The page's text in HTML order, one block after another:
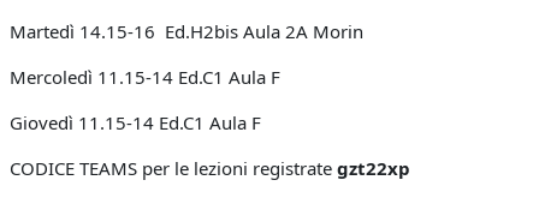
Martedì 14.15-16 Ed.H2bis Aula 2A Morin
Mercoledì 11.15-14 Ed.C1 Aula F
Giovedì 11.15-14 Ed.C1 Aula F
CODICE TEAMS per le lezioni registrate gzt22xp